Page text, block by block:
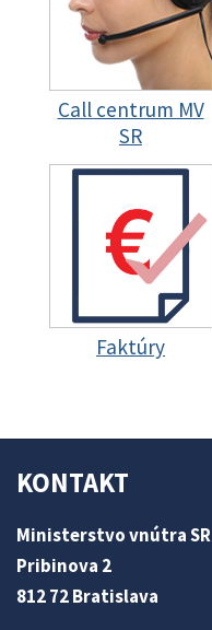
Call centrum MV
SR
Faktúry
KONTAKT
Ministerstvo vnútra SR
Pribinova 2
812 72 Bratislava